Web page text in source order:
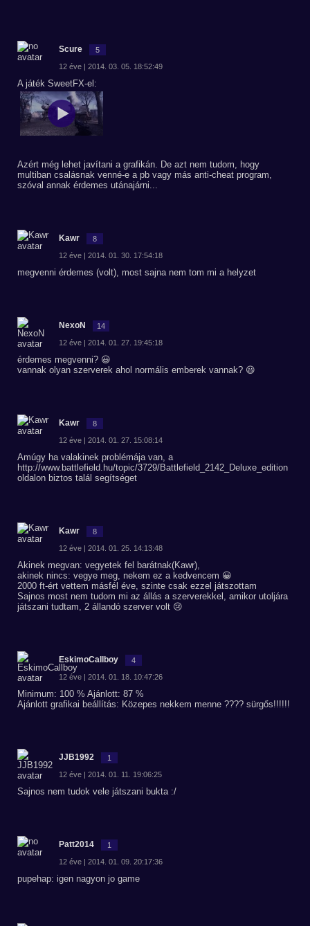
Scure 5
12 éve | 2014. 03. 05. 18:52:49
A játék SweetFX-el:
Azért még lehet javítani a grafikán. De azt nem tudom, hogy
multiban csalásnak venné-e a pb vagy más anti-cheat program,
szóval annak érdemes utánajárni...
Kawr 8
12 éve | 2014. 01. 30. 17:54:18
megvenni érdemes (volt), most sajna nem tom mi a helyzet
NexoN 14
12 éve | 2014. 01. 27. 19:45:18
érdemes megvenni? 😃
vannak olyan szerverek ahol normális emberek vannak? 😃
Kawr 8
12 éve | 2014. 01. 27. 15:08:14
Amúgy ha valakinek problémája van, a
http://www.battlefield.hu/topic/3729/Battlefield_2142_Deluxe_edition
oldalon biztos talál segítséget
Kawr 8
12 éve | 2014. 01. 25. 14:13:48
Akinek megvan: vegyetek fel barátnak(Kawr),
akinek nincs: vegye meg, nekem ez a kedvencem 😀
2000 ft-ért vettem másfél éve, szinte csak ezzel játszottam
Sajnos most nem tudom mi az állás a szerverekkel, amikor utoljára
játszani tudtam, 2 állandó szerver volt 😢
EskimoCallboy 4
12 éve | 2014. 01. 18. 10:47:26
Minimum: 100 % Ajánlott: 87 %
Ajánlott grafikai beállítás: Közepes nekkem menne ???? sürgős!!!!!!
JJB1992 1
12 éve | 2014. 01. 11. 19:06:25
Sajnos nem tudok vele játszani bukta :/
Patt2014 1
12 éve | 2014. 01. 09. 20:17:36
pupehap: igen nagyon jo game